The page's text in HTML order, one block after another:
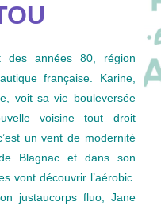
des années 80, région
française. Karine,
voit sa vie bouleversée
voisine tout droit
un vent de modernité
Blagnac et dans son
vont découvrir l’aérobic.
justaucorps fluo, Jane